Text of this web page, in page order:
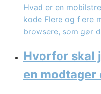
Hvad er en
kode Flere og flere
browsere, som gør
Hvorfor skal
en